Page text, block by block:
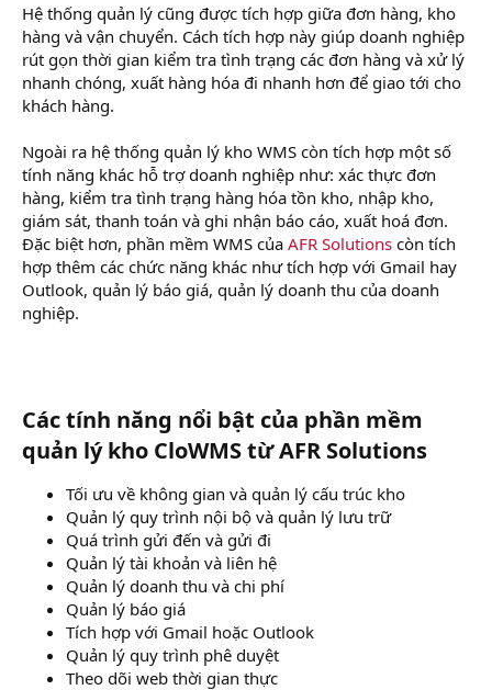
Hệ thống quản lý cũng được tích hợp giữa đơn hàng, kho
hàng và vận chuyển. Cách tích hợp này giúp doanh nghiệp
rút gọn thời gian kiểm tra tình trạng các đơn hàng và xử lý
nhanh chóng, xuất hàng hóa đi nhanh hơn để giao tới cho
khách hàng.
Ngoài ra hệ thống quản lý kho WMS còn tích hợp một số
tính năng khác hỗ trợ doanh nghiệp như: xác thực đơn
hàng, kiểm tra tình trạng hàng hóa tồn kho, nhập kho,
giám sát, thanh toán và ghi nhận báo cáo, xuất hoá đơn.
Đặc biệt hơn, phần mềm WMS của AFR Solutions còn tích
hợp thêm các chức năng khác như tích hợp với Gmail hay
Outlook, quản lý báo giá, quản lý doanh thu của doanh
nghiệp.
Các tính năng nổi bật của phần mềm
quản lý kho CloWMS từ AFR Solutions
Tối ưu về không gian và quản lý cấu trúc kho
Quản lý quy trình nội bộ và quản lý lưu trữ
Quá trình gửi đến và gửi đi
Quản lý tài khoản và liên hệ
Quản lý doanh thu và chi phí
Quản lý báo giá
Tích hợp với Gmail hoặc Outlook
Quản lý quy trình phê duyệt
Theo dõi web thời gian thực